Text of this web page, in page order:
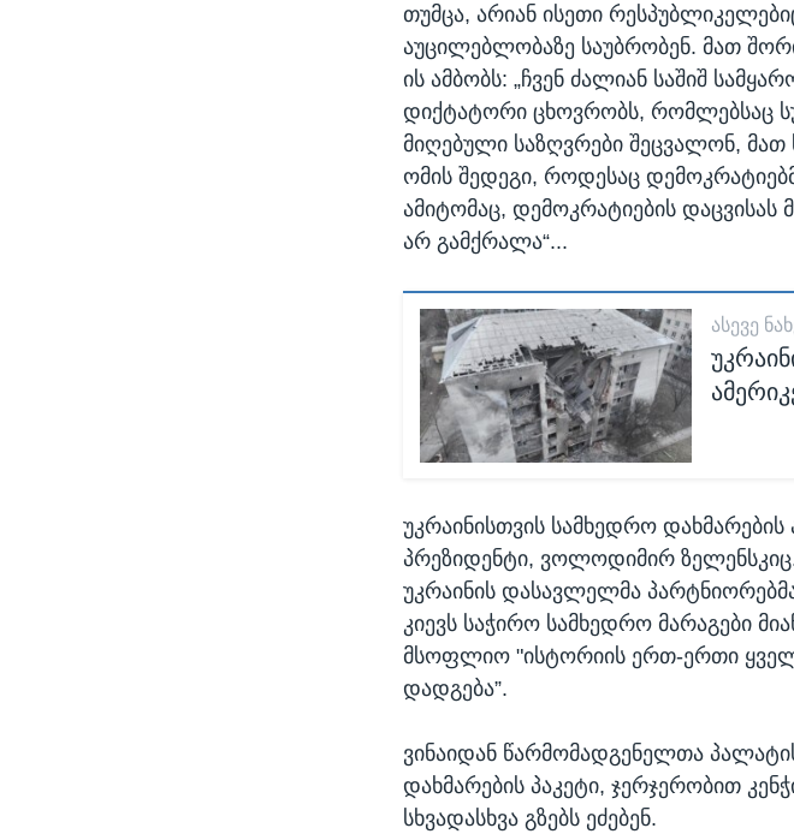
თუმცა, არიან ისეთი
აუცილებლობაზე საუბრობენ. მათ
ის ამბობს: „ჩვენ ძალიან საშიშ
დიქტატორი ცხოვრობს, რომლებსაც
მიღებული საზღვრები შეცვალონ,
ომის შედეგი, როდესაც
ამიტომაც, დემოკრატიების
არ გამქრალა“...
ᲐᲡᲔᲕᲔ
უკრაინისთვის სამხედრო
პრეზიდენტი, ვოლოდიმირ
უკრაინის დასავლელმა
კიევს საჭირო სამხედრო მარაგები
მსოფლიო "ისტორიის ერთ-ერთი
დადგება”.
ვინაიდან წარმომადგენელთა
დახმარების პაკეტი, ჯერჯერობით
სხვადასხვა გზებს ეძებენ.